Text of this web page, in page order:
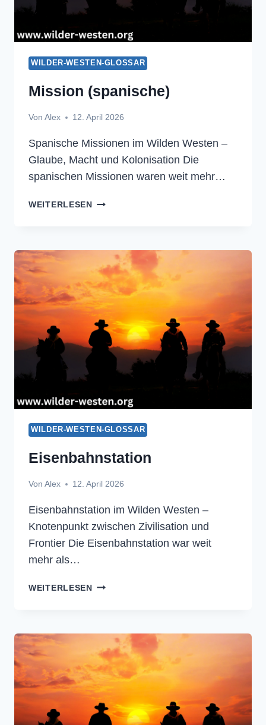
WILDER-WESTEN-GLOSSAR
Mission (spanische)
Von Alex 12. April 2026
Spanische Missionen im Wilden Westen –
Glaube, Macht und Kolonisation Die
spanischen Missionen waren weit mehr…
WEITERLESENMISSION
WILDER-WESTEN-GLOSSAR
Eisenbahnstation
Von Alex 12. April 2026
Eisenbahnstation im Wilden Westen –
Knotenpunkt zwischen Zivilisation und
Frontier Die Eisenbahnstation war weit
mehr als…
WEITERLESENEISENBAHNSTATION